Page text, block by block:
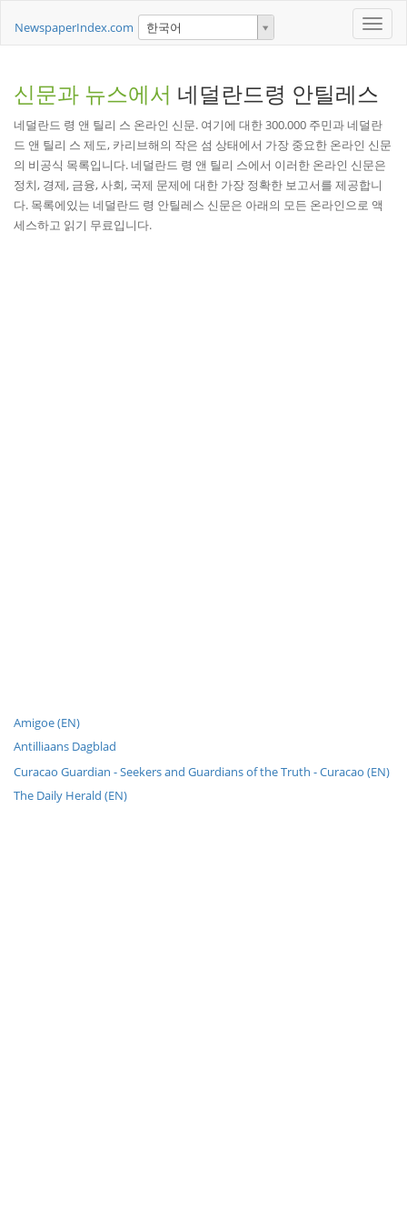
Toggle
NewspaperIndex.com 한국어
신문과 뉴스에서 네덜란드령 안틸레스
네덜란드 령 앤 틸리 스 온라인 신문. 여기에 대한 300.000 주민과 네덜란
드 앤 틸리 스 제도, 카리브해의 작은 섬 상태에서 가장 중요한 온라인 신문
의 비공식 목록입니다. 네덜란드 령 앤 틸리 스에서 이러한 온라인 신문은
정치, 경제, 금융, 사회, 국제 문제에 대한 가장 정확한 보고서를 제공합니
다. 목록에있는 네덜란드 령 안틸레스 신문은 아래의 모든 온라인으로 액
세스하고 읽기 무료입니다.
Amigoe (EN)
Antilliaans Dagblad
Curacao Guardian - Seekers and Guardians of the Truth - Curacao (EN)
The Daily Herald (EN)